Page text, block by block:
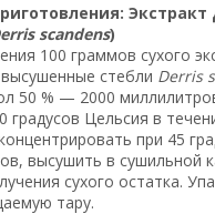
Экстракт
scandens)
100 граммов сухого
стебли Derris
50 % — 2000
градусов Цельсия в
при 45
высушить в сушильной
сухого остатка.
тару.